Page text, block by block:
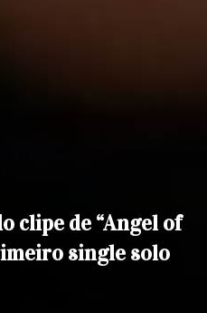
clipe de “Angel of
single solo